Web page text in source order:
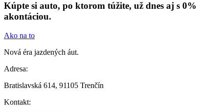
Kúpte si auto, po ktorom túžite, už dnes aj s 0%
akontáciou.
Ako na to
Nová éra jazdených áut.
Adresa:
Bratislavská 614, 91105 Trenčín
Kontakt: